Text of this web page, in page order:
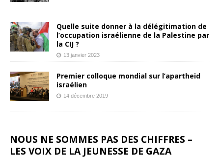
Quelle suite donner à la délégitimation de
l’occupation israélienne de la Palestine par
la CIJ ?
13 janvier 2023
Premier colloque mondial sur l’apartheid
israélien
14 décembre 2019
NOUS NE SOMMES PAS DES CHIFFRES –
LES VOIX DE LA JEUNESSE DE GAZA